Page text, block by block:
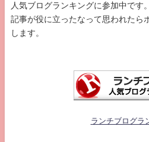
人気ブログランキングに参加中です。
記事が役に立ったなって思われたら
します。
ランチブログラ